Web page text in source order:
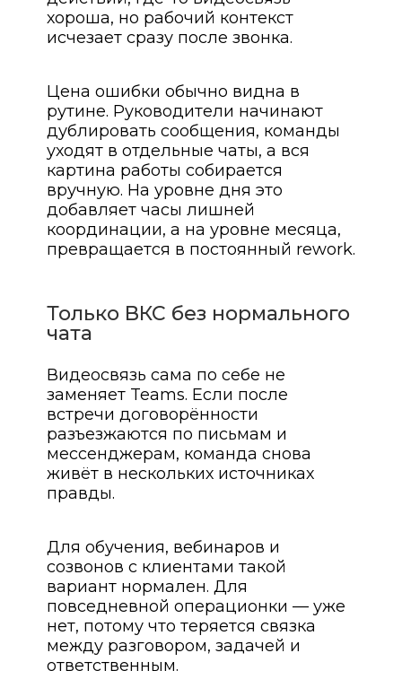
хороша, но рабочий контекст
исчезает сразу после звонка.
Цена ошибки обычно видна в
рутине. Руководители начинают
дублировать сообщения, команды
уходят в отдельные чаты, а вся
картина работы собирается
вручную. На уровне дня это
добавляет часы лишней
координации, а на уровне месяца,
превращается в постоянный rework.
Только ВКС без нормального
чата
Видеосвязь сама по себе не
заменяет Teams. Если после
встречи договорённости
разъезжаются по письмам и
мессенджерам, команда снова
живёт в нескольких источниках
правды.
Для обучения, вебинаров и
созвонов с клиентами такой
вариант нормален. Для
повседневной операционки — уже
нет, потому что теряется связка
между разговором, задачей и
ответственным.